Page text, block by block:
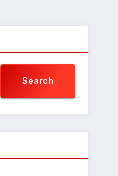
Search